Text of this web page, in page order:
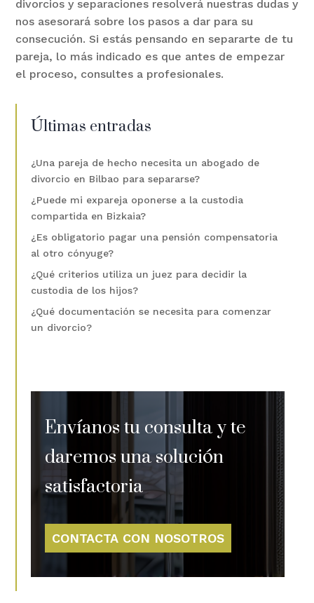
divorcios y separaciones resolverá nuestras dudas y
nos asesorará sobre los pasos a dar para su
consecución. Si estás pensando en separarte de tu
pareja, lo más indicado es que antes de empezar
el proceso, consultes a profesionales.
Últimas entradas
¿Una pareja de hecho necesita un abogado de
divorcio en Bilbao para separarse?
¿Puede mi expareja oponerse a la custodia
compartida en Bizkaia?
¿Es obligatorio pagar una pensión compensatoria
al otro cónyuge?
¿Qué criterios utiliza un juez para decidir la
custodia de los hijos?
¿Qué documentación se necesita para comenzar
un divorcio?
Envíanos tu consulta y te
daremos una solución
satisfactoria
CONTACTA CON NOSOTROS